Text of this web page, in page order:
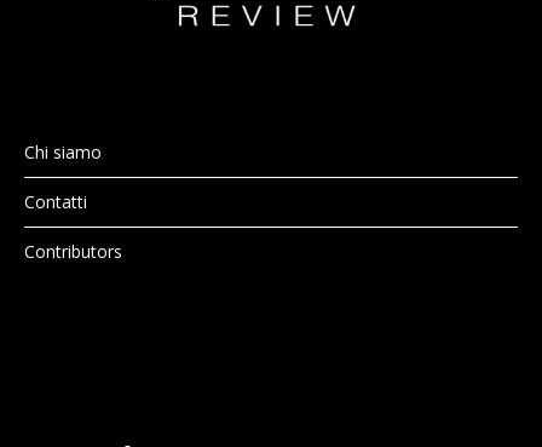
Chi siamo
Contatti
Contributors